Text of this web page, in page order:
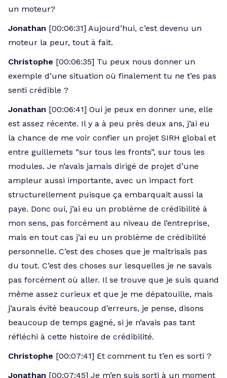
un moteur?
Jonathan [00:06:31] Aujourd’hui, c’est devenu un
moteur la peur, tout à fait.
Christophe [00:06:35] Tu peux nous donner un
exemple d’une situation où finalement tu ne t’es pas
senti crédible ?
Jonathan [00:06:41] Oui je peux en donner une, elle
est assez récente. Il y a à peu près deux ans, j’ai eu
la chance de me voir confier un projet SIRH global et
entre guillemets “sur tous les fronts”, sur tous les
modules. Je n’avais jamais dirigé de projet d’une
ampleur aussi importante, avec un impact fort
structurellement puisque ça embarquait aussi la
paye. Donc oui, j’ai eu un problème de crédibilité à
mon sens, pas forcément au niveau de l’entreprise,
mais en tout cas j’ai eu un problème de crédibilité
personnelle. C’est des choses que je maîtrisais pas
du tout. C’est des choses sur lesquelles je ne savais
pas forcément où aller. Il se trouve que je suis quand
même assez curieux et que je me dépatouille, mais
j’aurais évité beaucoup d’erreurs, je pense, disons
beaucoup de temps gagné, si je n’avais pas tant
réfléchi à cette histoire de crédibilité.
Christophe [00:07:41] Et comment tu t’en es sorti ?
Jonathan [00:07:45] Je m’en suis sorti à un moment